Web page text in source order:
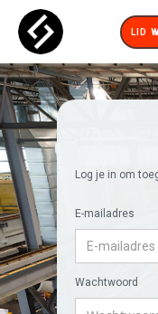
LID
Log je in om
E-mailadres
Wachtwoord